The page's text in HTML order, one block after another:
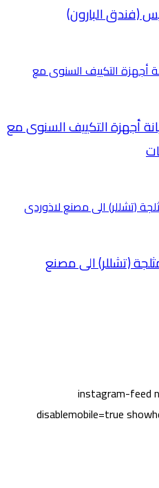
(فندق البارون)
أجهزة التكييف السنوى مع
(تشللر) الى مصنع
[instagram-feed
disablemobile=true